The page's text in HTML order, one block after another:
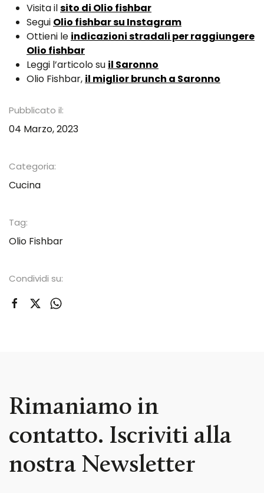
Visita ilsito di Olio fishbar
Segui Olio fishbar su Instagram
Ottieni le indicazioni stradali per raggiungere
Olio fishbar
Leggi l’articolo su il Saronno
Olio Fishbar, il miglior brunch a Saronno
Pubblicato il:
04 Marzo, 2023
Categoria:
Cucina
Tag:
Olio Fishbar
Condividi su:
Rimaniamo in
contatto. Iscriviti alla
nostra Newsletter